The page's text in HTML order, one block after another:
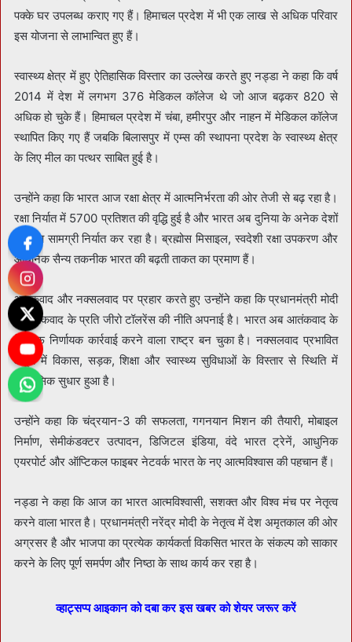
पक्के घर उपलब्ध कराए गए हैं। हिमाचल प्रदेश में भी एक लाख से अधिक परिवार
इस योजना से लाभान्वित हुए हैं।
स्वास्थ्य क्षेत्र में हुए ऐतिहासिक विस्तार का उल्लेख करते हुए नड्डा ने कहा कि वर्ष
2014 में देश में लगभग 376 मेडिकल कॉलेज थे जो आज बढ़कर 820 से
अधिक हो चुके हैं। हिमाचल प्रदेश में चंबा, हमीरपुर और नाहन में मेडिकल कॉलेज
स्थापित किए गए हैं जबकि बिलासपुर में एम्स की स्थापना प्रदेश के स्वास्थ्य क्षेत्र
के लिए मील का पत्थर साबित हुई है।
उन्होंने कहा कि भारत आज रक्षा क्षेत्र में आत्मनिर्भरता की ओर तेजी से बढ़ रहा है।
रक्षा निर्यात में 5700 प्रतिशत की वृद्धि हुई है और भारत अब दुनिया के अनेक देशों
को रक्षा सामग्री निर्यात कर रहा है। ब्रह्मोस मिसाइल, स्वदेशी रक्षा उपकरण और
आधुनिक सैन्य तकनीक भारत की बढ़ती ताकत का प्रमाण हैं।
आतंकवाद और नक्सलवाद पर प्रहार करते हुए उन्होंने कहा कि प्रधानमंत्री मोदी
ने आतंकवाद के प्रति जीरो टॉलरेंस की नीति अपनाई है। भारत अब आतंकवाद के
खिलाफ निर्णायक कार्रवाई करने वाला राष्ट्र बन चुका है। नक्सलवाद प्रभावित
क्षेत्रों में विकास, सड़क, शिक्षा और स्वास्थ्य सुविधाओं के विस्तार से स्थिति में
ऐतिहासिक सुधार हुआ है।
उन्होंने कहा कि चंद्रयान-3 की सफलता, गगनयान मिशन की तैयारी, मोबाइल
निर्माण, सेमीकंडक्टर उत्पादन, डिजिटल इंडिया, वंदे भारत ट्रेनें, आधुनिक
एयरपोर्ट और ऑप्टिकल फाइबर नेटवर्क भारत के नए आत्मविश्वास की पहचान हैं।
नड्डा ने कहा कि आज का भारत आत्मविश्वासी, सशक्त और विश्व मंच पर नेतृत्व
करने वाला भारत है। प्रधानमंत्री नरेंद्र मोदी के नेतृत्व में देश अमृतकाल की ओर
अग्रसर है और भाजपा का प्रत्येक कार्यकर्ता विकसित भारत के संकल्प को साकार
करने के लिए पूर्ण समर्पण और निष्ठा के साथ कार्य कर रहा है।
व्हाट्सप्प आइकान को दबा कर इस खबर को शेयर जरूर करें